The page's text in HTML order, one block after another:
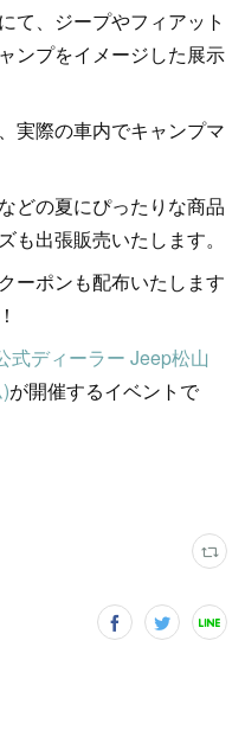
て、ジープやフィアット
ンプをイメージした展示
実際の車内でキャンプマ
どの夏にぴったりな商品
も出張販売いたします。
ーポンも配布いたします
式ディーラー Jeep松山
が開催するイベントで